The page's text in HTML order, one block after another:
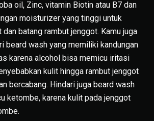
oil, Zinc, vitamin Biotin atau B7 dan
moisturizer yang tinggi untuk
batang rambut jenggot. Kamu juga
beard wash yang memiliki kandungan
karena alcohol bisa memicu iritasi
kulit hingga rambut jenggot
bercabang. Hindari juga beard wash
ketombe, karena kulit pada jenggot